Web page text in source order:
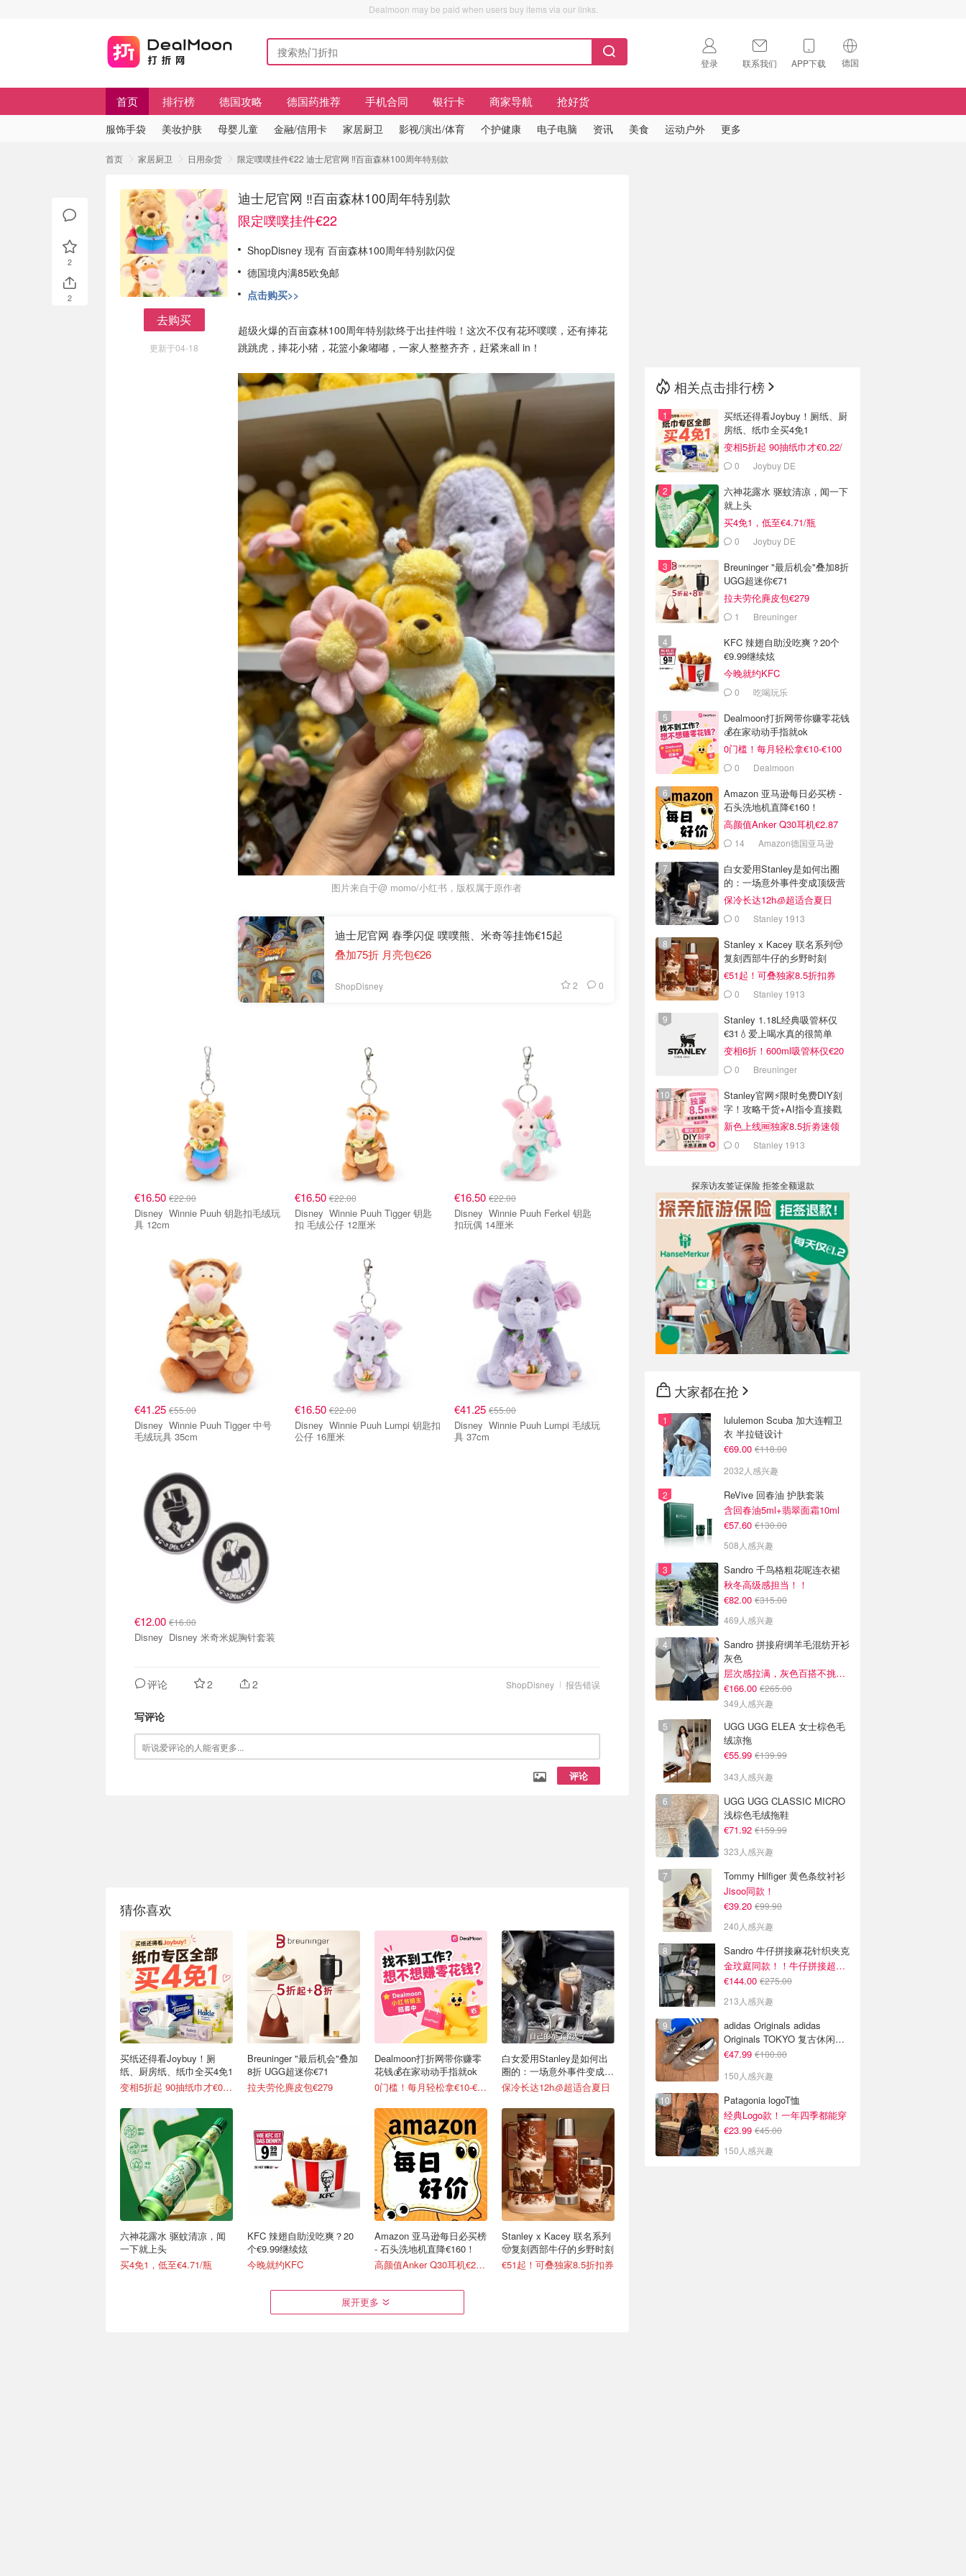
Dealmoon may be paid when users buy items via our links.
登录 联系我们 APP下载 德国
🇺🇸
首页 排行榜 德国攻略 德国药推荐 手机合同 银行卡 商家导航 抢好货
服饰手袋 美妆护肤 母婴儿童 金融/信用卡 家居厨卫 影视/演出/体育 个护健康 电子电脑 资讯 美食 运动户外 更多
首页 家居厨卫 日用杂货 限定噗噗挂件€22 迪士尼官网 ‼️百亩森林100周年特别款
去购买
更新于04-18
迪士尼官网 ‼️百亩森林100周年特别款
限定噗噗挂件€22
ShopDisney 现有 百亩森林100周年特别款闪促
德国境内满85欧免邮
点击购买>>
超级火爆的百亩森林100周年特别款终于出挂件啦！这次不仅有花环噗噗，还有捧花
跳跳虎，捧花小猪，花篮小象嘟嘟，一家人整整齐齐，赶紧来all in！
图片来自于@ momo/小红书，版权属于原作者
迪士尼官网 春季闪促 噗噗熊、米奇等挂饰€15起
叠加75折 月亮包€26
ShopDisney 2 0
€16.50 €22.00
Disney Winnie Puuh 钥匙扣毛绒玩
具 12cm
€16.50€22.00
Disney Winnie Puuh Tigger 钥匙
扣 毛绒公仔 12厘米
€16.50 €22.00
Disney Winnie Puuh Ferkel 钥匙
扣玩偶 14厘米
€41.25 €55.00
Disney Winnie Puuh Tigger 中号
毛绒玩具 35cm
€16.50€22.00
Disney Winnie Puuh Lumpi 钥匙扣
公仔 16厘米
€41.25 €55.00
Disney Winnie Puuh Lumpi 毛绒玩
具 37cm
€12.00 €16.00
Disney Disney 米奇米妮胸针套装
报告错误
ShopDisney
评论 2 2
写评论
评论
猜你喜欢
买纸还得看Joybuy！厕
纸、厨房纸、纸巾全买4免1
变相5折起 90抽纸巾才€0.22/包
六神花露水 驱蚊清凉，闻
一下就上头
买4免1，低至€4.71/瓶
Breuninger "最后机会"叠加
8折 UGG超迷你€71
拉夫劳伦麂皮包€279
KFC 辣翅自助没吃爽？20
个€9.99继续炫
今晚就约KFC
Dealmoon打折网带你赚零
花钱💰在家动动手指就ok
0门槛！每月轻松拿€10-€100
Amazon 亚马逊每日必买榜
- 石头洗地机直降€160！
高颜值Anker Q30耳机€2.87
白女爱用Stanley是如何出
圈的：一场意外事件变成顶
级营销案例
保冷长达12h🧊超适合夏日
Stanley x Kacey 联名系列
🤠复刻西部牛仔的乡野时刻
€51起！可叠独家8.5折扣券
展开更多
2
2
相关点击排行榜
买纸还得看Joybuy！厕纸、厨
房纸、纸巾全买4免1
变相5折起 90抽纸巾才€0.22/
包 0 Joybuy DE
六神花露水 驱蚊清凉，闻一下
就上头
买4免1，低至€4.71/瓶
0 Joybuy DE
Breuninger "最后机会"叠加8折
UGG超迷你€71
拉夫劳伦麂皮包€279
1 Breuninger
KFC 辣翅自助没吃爽？20个
€9.99继续炫
今晚就约KFC
0 吃喝玩乐
Dealmoon打折网带你赚零花钱
💰在家动动手指就ok
0门槛！每月轻松拿€10-€100
0 Dealmoon
Amazon 亚马逊每日必买榜 -
石头洗地机直降€160！
高颜值Anker Q30耳机€2.87
14 Amazon德国亚马逊
白女爱用Stanley是如何出圈
的：一场意外事件变成顶级营
销案例
保冷长达12h🧊超适合夏日
0 Stanley 1913
Stanley x Kacey 联名系列🤠
复刻西部牛仔的乡野时刻
€51起！可叠独家8.5折扣券
0 Stanley 1913
Stanley 1.18L经典吸管杯仅
€31💧爱上喝水真的很简单
变相6折！600ml吸管杯仅€20
0 Breuninger
Stanley官网⚡️限时免费DIY刻
字！攻略干货+AI指令直接戳
新色上线🆓独家8.5折劵速领
0 Stanley 1913
探亲访友签证保险 拒签全额退款
大家都在抢
lululemon Scuba 加大连帽卫
衣 半拉链设计
€69.00 €118.00
2032人感兴趣
ReVive 回春油 护肤套装
含回春油5ml+翡翠面霜10ml
€57.60 €130.00
508人感兴趣
Sandro 千鸟格粗花呢连衣裙
秋冬高级感担当！！
€82.00 €315.00
469人感兴趣
Sandro 拼接府绸羊毛混纺开衫
灰色
层次感拉满，灰色百搭不挑人~
€166.00 €265.00
349人感兴趣
UGG UGG ELEA 女士棕色毛
绒凉拖
€55.99 €139.99
343人感兴趣
UGG UGG CLASSIC MICRO
浅棕色毛绒拖鞋
€71.92 €159.99
323人感兴趣
Tommy Hilfiger 黄色条纹衬衫
Jisoo同款！
€39.20 €99.90
240人感兴趣
Sandro 牛仔拼接麻花针织夹克
金玟庭同款！！牛仔拼接超有层次感
€144.00 €275.00
213人感兴趣
adidas Originals adidas
Originals TOKYO 复古休闲鞋
深棕色
€47.99 €100.00
150人感兴趣
Patagonia logoT恤
经典Logo款！一年四季都能穿
€23.99 €45.00
150人感兴趣